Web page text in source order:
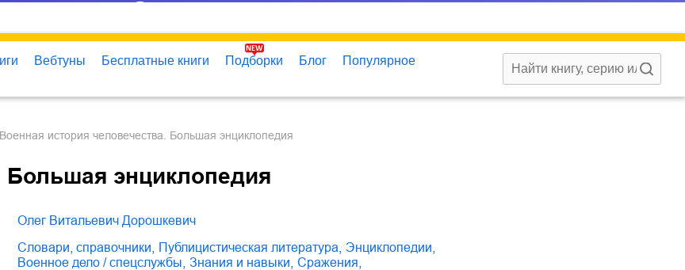
Вебтуны Бесплатные книги Подборки Блог
Популярное
Военная история человечества. Большая энциклопедия
Большая энциклопедия
Олег Витальевич Дорошкевич
словари, справочники публицистическая литература энциклопедии
военное дело / спецслужбы
знания и навыки сражения